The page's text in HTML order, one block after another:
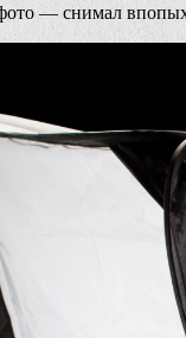
— снимал